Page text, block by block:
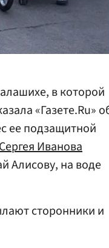
в которой
«Газете.Ru»
ее подзащитной
Иванова
Алисову, на воде
сторонники и